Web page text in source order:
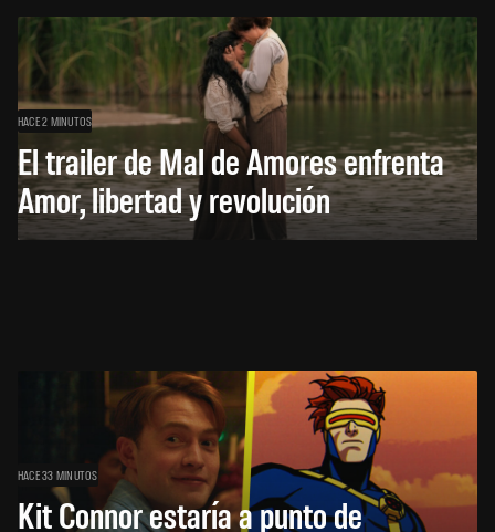
HACE 2 MINUTOS
El trailer de Mal de Amores enfrenta
Amor, libertad y revolución
HACE 33 MINUTOS
Kit Connor estaría a punto de